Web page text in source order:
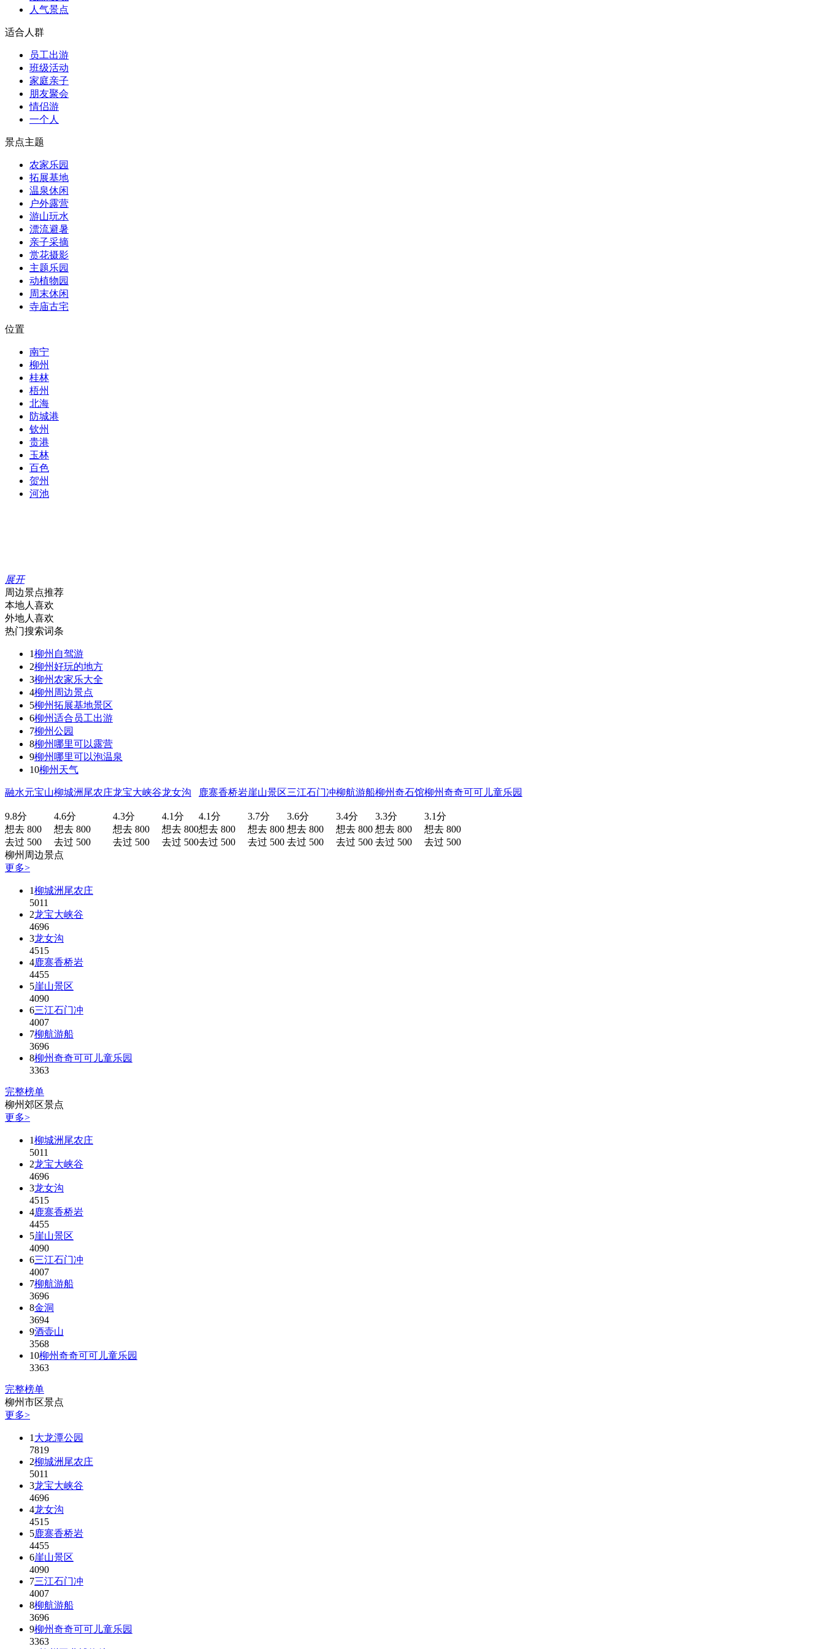
人气景点
适合人群
员工出游
班级活动
家庭亲子
朋友聚会
情侣游
一个人
景点主题
农家乐园
拓展基地
温泉休闲
户外露营
游山玩水
漂流避暑
亲子采摘
赏花摄影
主题乐园
动植物园
周末休闲
寺庙古宅
位置
南宁
柳州
桂林
梧州
北海
防城港
钦州
贵港
玉林
百色
贺州
河池
展开
周边景点推荐
本地人喜欢
外地人喜欢
热门搜索词条
1柳州自驾游
2柳州好玩的地方
3柳州农家乐大全
4柳州周边景点
5柳州拓展基地景区
6柳州适合员工出游
7柳州公园
8柳州哪里可以露营
9柳州哪里可以泡温泉
10柳州天气
融水元宝山
9.8分
想去 800
去过 500
柳城洲尾农庄
4.6分
想去 800
去过 500
龙宝大峡谷
4.3分
想去 800
去过 500
龙女沟
4.1分
想去 800
去过 500
鹿寨香桥岩
4.1分
想去 800
去过 500
崖山景区
3.7分
想去 800
去过 500
三江石门冲
3.6分
想去 800
去过 500
柳航游船
3.4分
想去 800
去过 500
柳州奇石馆
3.3分
想去 800
去过 500
柳州奇奇可可儿童乐园
3.1分
想去 800
去过 500
柳州周边景点
更多>
1柳城洲尾农庄
5011
2龙宝大峡谷
4696
3龙女沟
4515
4鹿寨香桥岩
4455
5崖山景区
4090
6三江石门冲
4007
7柳航游船
3696
8柳州奇奇可可儿童乐园
3363
完整榜单
柳州郊区景点
更多>
1柳城洲尾农庄
5011
2龙宝大峡谷
4696
3龙女沟
4515
4鹿寨香桥岩
4455
5崖山景区
4090
6三江石门冲
4007
7柳航游船
3696
8金洞
3694
9酒壶山
3568
10柳州奇奇可可儿童乐园
3363
完整榜单
柳州市区景点
更多>
1 大龙潭公园
7819
2柳城洲尾农庄
5011
3龙宝大峡谷
4696
4龙女沟
4515
5鹿寨香桥岩
4455
6崖山景区
4090
7三江石门冲
4007
8柳航游船
3696
9柳州奇奇可可儿童乐园
3363